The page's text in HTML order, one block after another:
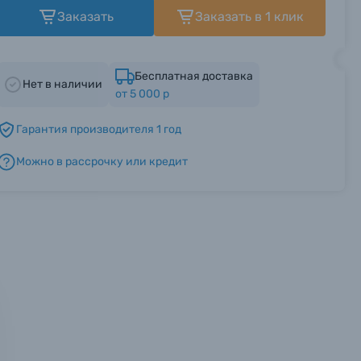
с
Заказать Заказать в 1 клик
Нет в наличии
Бесплатная доставка
от 5 000 р
Гарантия производителя 1 год
Можно в рассрочку или кредит